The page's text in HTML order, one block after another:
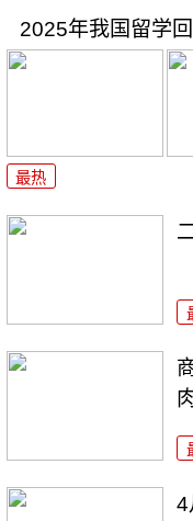
2025年我国留学
最热
4